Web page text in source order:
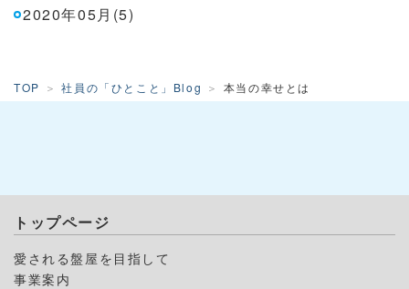
2020年05月(5)
TOP 社員の「ひとこと」Blog 本当の幸せとは
トップページ
愛される盤屋を目指して
事業案内